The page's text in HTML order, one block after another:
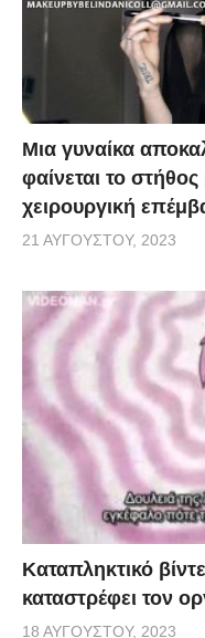
Μια γυναίκα
φαίνεται το
χειρουργική
21 ΑΥΓΟΎΣΤΟΥ, 2023
Καταπληκτικό
καταστρέφει τον
18 ΑΥΓΟΎΣΤΟΥ, 2023